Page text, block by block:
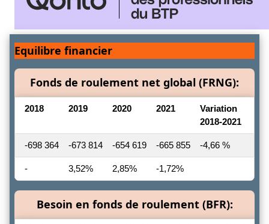
Equilibre financier
Fonds de roulement net global (FRNG):
2018 2019 2020 2021
Variation
2018-2021
-698 364 -673 814 -654 619 -665 855 -4,66 %
- 3,52% 2,85% -1,72%
Besoin en fonds de roulement (BFR):